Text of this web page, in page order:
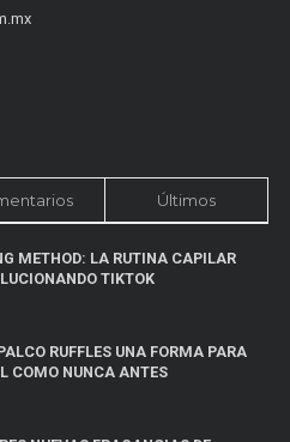
Últimos
METHOD: LA RUTINA CAPILAR
TIKTOK
RUFFLES UNA FORMA PARA
COMO NUNCA ANTES